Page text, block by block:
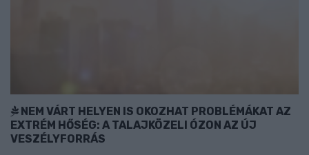
NEM VÁRT HELYEN IS OKOZHAT PROBLÉMÁKAT AZ
EXTRÉM HŐSÉG: A TALAJKÖZELI ÓZON AZ ÚJ
VESZÉLYFORRÁS